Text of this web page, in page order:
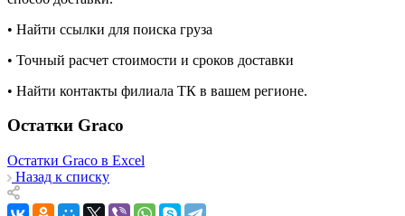
• Найти ссылки для поиска груза
• Точный расчет стоимости и сроков доставки
• Найти контакты филиала ТК в вашем регионе.
Остатки Graco
Остатки Graco в Excel
Назад к списку